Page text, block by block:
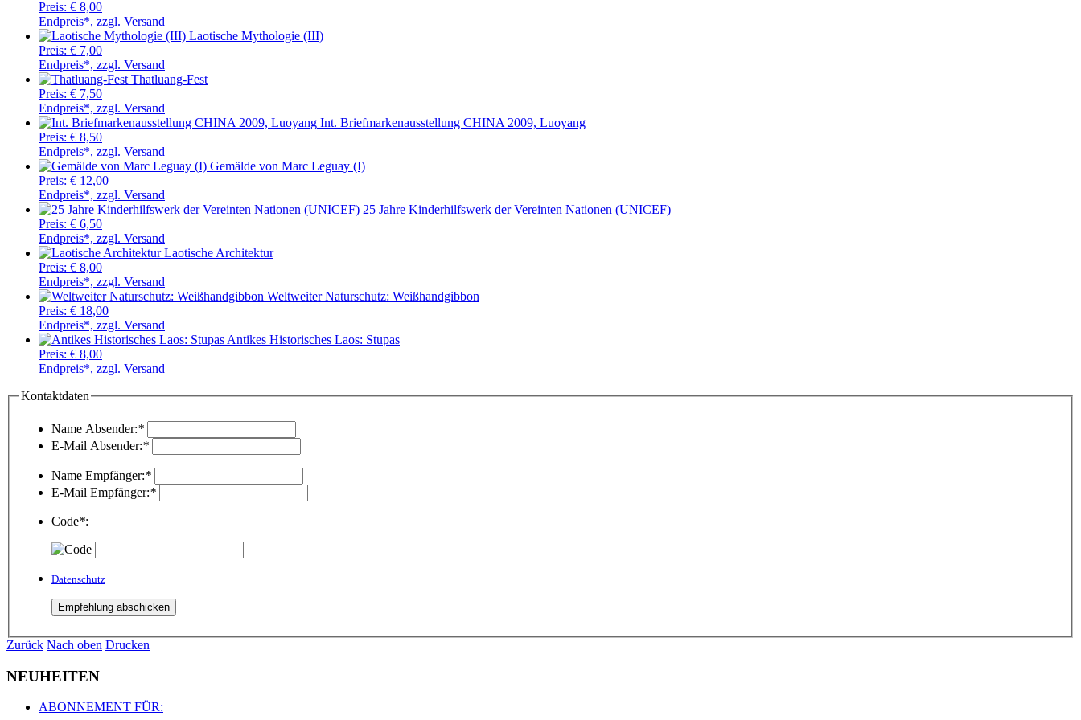
Preis: € 8,00
Endpreis*, zzgl. Versand
Laotische Mythologie (III)
Preis: € 7,00
Endpreis*, zzgl. Versand
Thatluang-Fest
Preis: € 7,50
Endpreis*, zzgl. Versand
Int. Briefmarkenausstellung CHINA 2009, Luoyang
Preis: € 8,50
Endpreis*, zzgl. Versand
Gemälde von Marc Leguay (I)
Preis: € 12,00
Endpreis*, zzgl. Versand
25 Jahre Kinderhilfswerk der Vereinten Nationen (UNICEF)
Preis: € 6,50
Endpreis*, zzgl. Versand
Laotische Architektur
Preis: € 8,00
Endpreis*, zzgl. Versand
Weltweiter Naturschutz: Weißhandgibbon
Preis: € 18,00
Endpreis*, zzgl. Versand
Antikes Historisches Laos: Stupas
Preis: € 8,00
Endpreis*, zzgl. Versand
Kontaktdaten
Name Absender:*
E-Mail Absender:*
Name Empfänger:*
E-Mail Empfänger:*
Code*:
Datenschutz
Zurück Nach oben Drucken
NEUHEITEN
ABONNEMENT FÜR: